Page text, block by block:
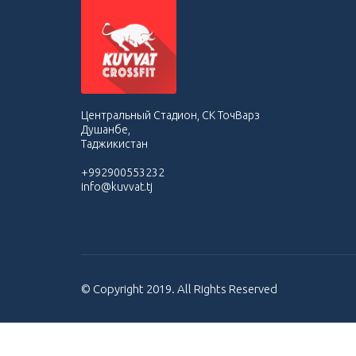
Центральный Стадион, СК ТочВарз
Душанбе,
Таджикистан
+992900553232
info@kuvvat.tj
© Copyright 2019. All Rights Reserved